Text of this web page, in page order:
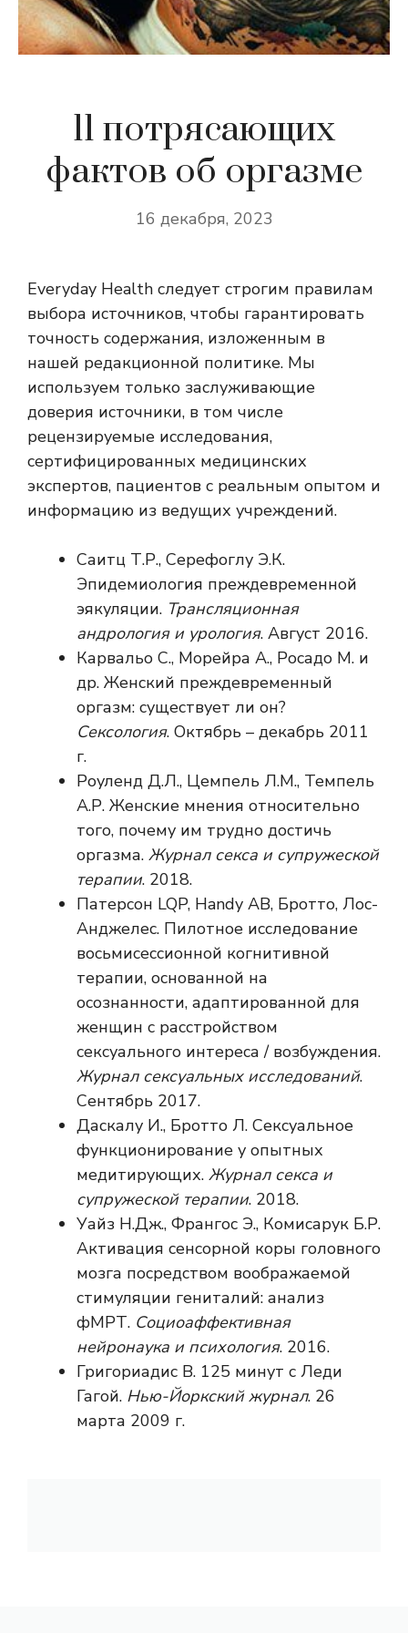
11 потрясающих
фактов об оргазме
16 декабря, 2023
Everyday Health следует строгим правилам
выбора источников, чтобы гарантировать
точность содержания, изложенным в
нашей редакционной политике. Мы
используем только заслуживающие
доверия источники, в том числе
рецензируемые исследования,
сертифицированных медицинских
экспертов, пациентов с реальным опытом и
информацию из ведущих учреждений.
Саитц Т.Р., Серефоглу Э.К.
Эпидемиология преждевременной
эякуляции. Трансляционная
андрология и урология. Август 2016.
Карвальо С., Морейра А., Росадо М. и
др. Женский преждевременный
оргазм: существует ли он?
Сексология. Октябрь – декабрь 2011
г.
Роуленд Д.Л., Цемпель Л.М., Темпель
А.Р. Женские мнения относительно
того, почему им трудно достичь
оргазма. Журнал секса и супружеской
терапии. 2018.
Патерсон LQP, Handy AB, Бротто, Лос-
Анджелес. Пилотное исследование
восьмисессионной когнитивной
терапии, основанной на
осознанности, адаптированной для
женщин с расстройством
сексуального интереса / возбуждения.
Журнал сексуальных исследований.
Сентябрь 2017.
Даскалу И., Бротто Л. Сексуальное
функционирование у опытных
медитирующих. Журнал секса и
супружеской терапии. 2018.
Уайз Н.Дж., Франгос Э., Комисарук Б.Р.
Активация сенсорной коры головного
мозга посредством воображаемой
стимуляции гениталий: анализ
фМРТ. Социоаффективная
нейронаука и психология. 2016.
Григориадис В. 125 минут с Леди
Гагой. Нью-Йоркский журнал. 26
марта 2009 г.